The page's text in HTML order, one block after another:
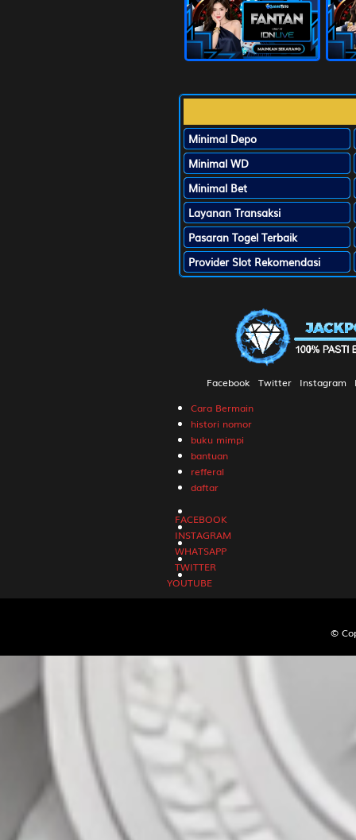
30
Penjual
Sendok -
Baju -
32
Kepala
Ceret -
33
Penipu -
Aswatama
34
Ibu Suri -
35
Budha -
Bagaspati
36
Wanita
Putri
42
Angin -
Raksasa
Es -
Minimal Depo
Minimal WD
Minimal Bet
Layanan Transaksi
Pasaran Togel Terbaik
Provider Slot Rekomendasi
Facebook Twitter Instagram
Cara Bermain
histori nomor
buku mimpi
bantuan
refferal
daftar
FACEBOOK
INSTAGRAM
WHATSAPP
TWITTER
YOUTUBE
©